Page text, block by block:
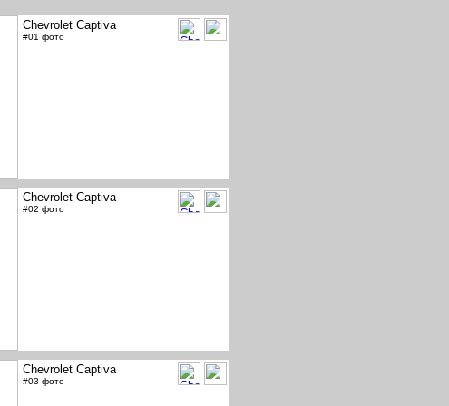
Chevrolet Captiva
#01 фото
Chevrolet Captiva
#02 фото
Chevrolet Captiva
#03 фото